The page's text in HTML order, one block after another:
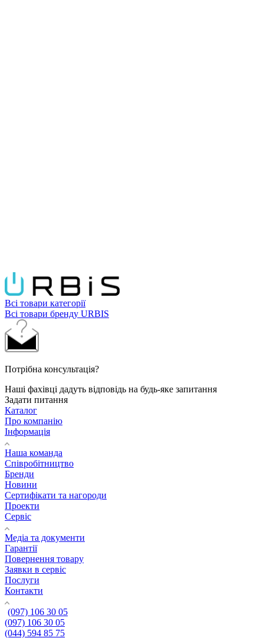
Всі товари категорії
Всі товари бренду URBIS
Потрібна консультація?
Наші фахівці дадуть відповідь на будь-яке запитання
Задати питання
Каталог
Про компанію
Інформація
Наша команда
Співробітництво
Бренди
Новини
Сертифікати та нагороди
Проекти
Сервіс
Медіа та документи
Гарантії
Повернення товару
Заявки в сервіс
Послуги
Контакти
(097) 106 30 05
(097) 106 30 05
(044) 594 85 75